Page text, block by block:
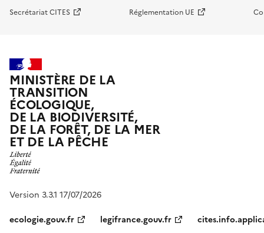
Secrétariat CITES Réglementation UE
MINISTÈRE DE LA
TRANSITION
ÉCOLOGIQUE,
DE LA BIODIVERSITÉ,
DE LA FORÊT, DE LA MER
ET DE LA PÊCHE
Version 3.3.1 17/07/2026
ecologie.gouv.fr
legifrance.gouv.fr